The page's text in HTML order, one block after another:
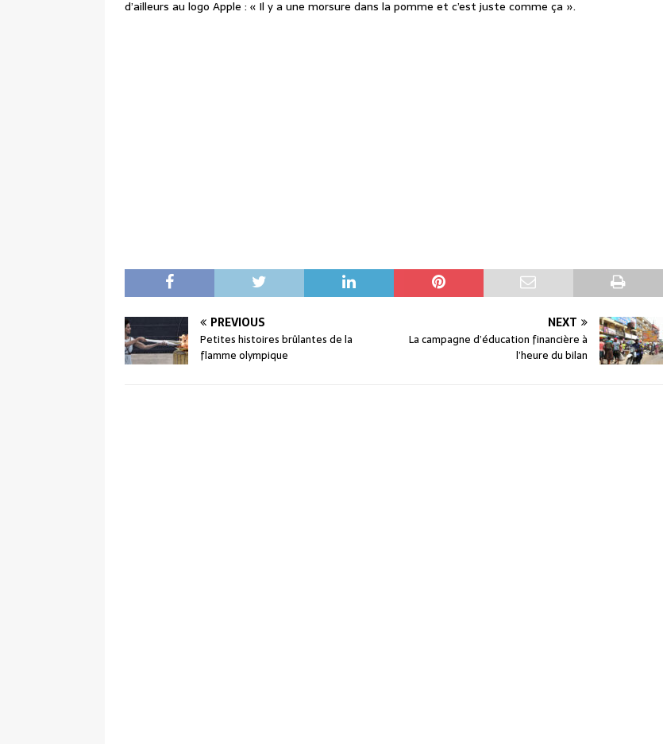
d’ailleurs au logo Apple : « Il y a une morsure dans la pomme et c’est juste comme ça ».
PREVIOUS
Petites histoires brûlantes de la
flamme olympique
NEXT
La campagne d’éducation financière à
l’heure du bilan